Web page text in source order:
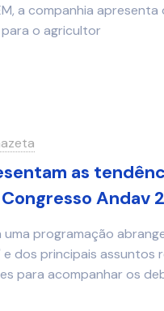
a companhia
o agricultor
as
Andav
uma programação
e dos principais
para acompanhar os